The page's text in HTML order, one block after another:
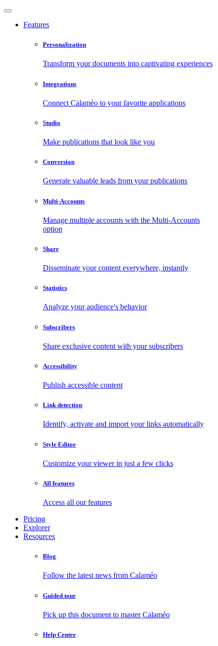
Features
Personalization
Transform your documents into captivating experiences
Integrations
Connect Calaméo to your favorite applications
Studio
Make publications that look like you
Conversion
Generate valuable leads from your publications
Multi-Accounts
Manage multiple accounts with the Multi-Accounts
option
Share
Disseminate your content everywhere, instantly
Statistics
Analyze your audience's behavior
Subscribers
Share exclusive content with your subscribers
Accessibility
Publish accessible content
Link detection
Identify, activate and import your links automatically
Style Editor
Customize your viewer in just a few clicks
All features
Access all our features
Pricing
Explorer
Resources
Blog
Follow the latest news from Calaméo
Guided tour
Pick up this document to master Calaméo
Help Center